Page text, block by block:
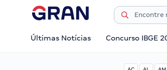
Últimas Notícias Concurso IBGE